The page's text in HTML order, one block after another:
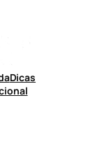
Dicas